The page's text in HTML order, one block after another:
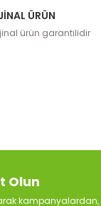
ÜRÜN
ürün garantilidir
Olun
kampanyalardan,